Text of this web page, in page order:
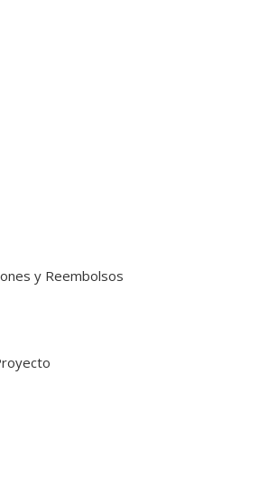
y Reembolsos